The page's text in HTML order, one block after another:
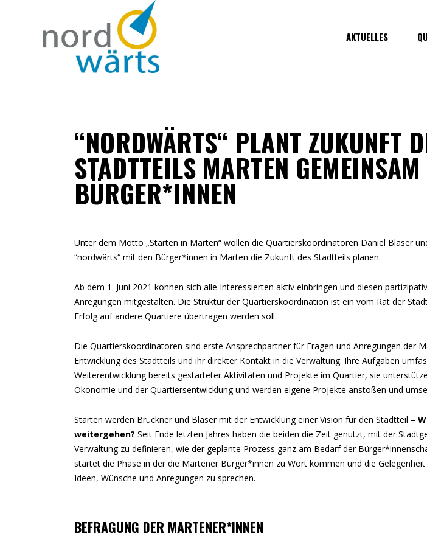
AKTUELLES
“NORDWÄRTS“ PLANT ZUKUNFT
STADTTEILS MARTEN
BÜRGER*INNEN
Unter dem Motto „Starten in Marten“ wollen die Quartierskoordinatoren Daniel Bläser
“nordwärts“ mit den Bürger*innen in Marten die Zukunft des Stadtteils planen.
Ab dem 1. Juni 2021 können sich alle Interessierten aktiv einbringen und diesen
Anregungen mitgestalten. Die Struktur der Quartierskoordination ist ein vom Rat der
Erfolg auf andere Quartiere übertragen werden soll.
Die Quartierskoordinatoren sind erste Ansprechpartner für Fragen und Anregungen der
Entwicklung des Stadtteils und ihr direkter Kontakt in die Verwaltung. Ihre Aufgaben
Weiterentwicklung bereits gestarteter Aktivitäten und Projekte im Quartier, sie
Ökonomie und der Quartiersentwicklung und werden eigene Projekte anstoßen und
Starten werden Brückner und Bläser mit der Entwicklung einer Vision für den Stadtteil –
weitergehen? Seit Ende letzten Jahres haben die beiden die Zeit genutzt, mit der
Verwaltung zu definieren, wie der geplante Prozess ganz am Bedarf der
startet die Phase in der die Martener Bürger*innen zu Wort kommen und die
Ideen, Wünsche und Anregungen zu sprechen.
BEFRAGUNG DER MARTENER*INNEN